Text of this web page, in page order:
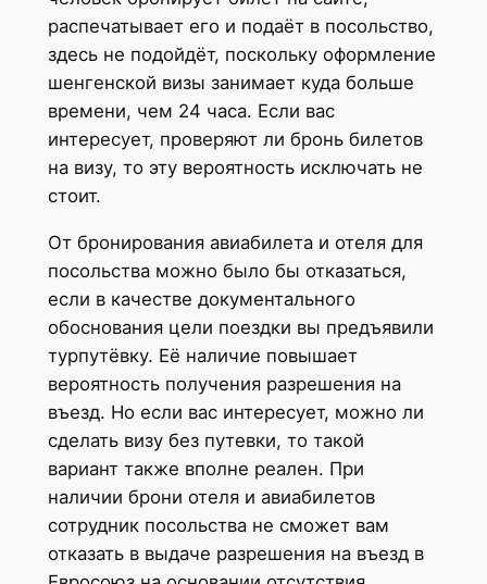
распечатывает его и подаёт в посольство,
здесь не подойдёт, поскольку оформление
шенгенской визы занимает куда больше
времени, чем 24 часа. Если вас
интересует, проверяют ли бронь билетов
на визу, то эту вероятность исключать не
стоит.
От бронирования авиабилета и отеля для
посольства можно было бы отказаться,
если в качестве документального
обоснования цели поездки вы предъявили
турпутёвку. Её наличие повышает
вероятность получения разрешения на
въезд. Но если вас интересует, можно ли
сделать визу без путевки, то такой
вариант также вполне реален. При
наличии брони отеля и авиабилетов
сотрудник посольства не сможет вам
отказать в выдаче разрешения на въезд в